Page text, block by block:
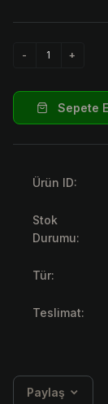
Sepete
Ürün ID:
Stok
Durumu:
Tür:
Teslimat:
Paylaş